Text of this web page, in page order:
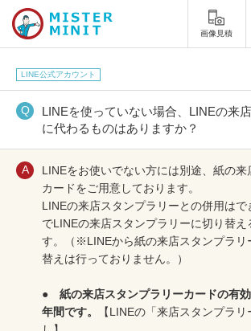
画像見積
トップ
ミスターミニットについて
修理サービス・料金
スーツケース修理
スニーカー修理 靴磨き
カバンの修理
合鍵の作製
印鑑・はんこの作製
LINE公式アカウント
LINEを使っていない場合、LINEの来
に代わるものはありますか？
LINEをお使いでない方には別途、紙の来
カードをご用意しております。
LINEの来店スタンプラリーとの併用はで
でLINEの来店スタンプラリーに切り替え
す。（※LINEから紙の来店スタンプラリ
替えは行っておりません。）
● 紙の来店スタンプラリーカードの有
年間です。
【LINEの「来店スタンプラ